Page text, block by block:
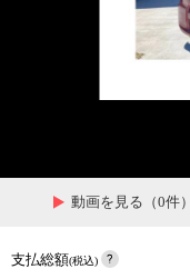
動画を見る（0件）
支払総額(税込)